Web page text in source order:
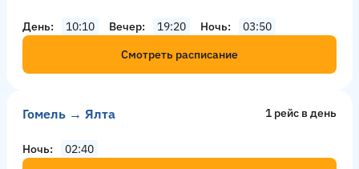
День 10:10 Вечер 19:20 Ночь
03:50
Смотреть расписание
Гомель → Ялта 1 рейс в день
Ночь
02:40